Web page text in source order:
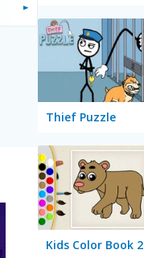
Thief Puzzle
Kids Color Book 2